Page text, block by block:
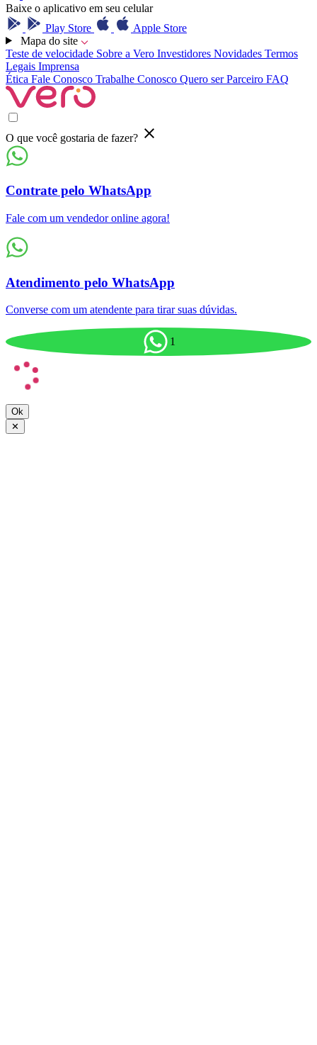
Baixe o aplicativo em seu celular
Play Store
Apple Store
Mapa do site
Teste de velocidade Sobre a Vero Investidores Novidades Termos
Legais Imprensa
Ética Fale Conosco Trabalhe Conosco Quero ser Parceiro FAQ
O que você gostaria de fazer?
Contrate pelo WhatsApp
Fale com um vendedor online agora!
Atendimento pelo WhatsApp
Converse com um atendente para tirar suas dúvidas.
1
Ok
✕